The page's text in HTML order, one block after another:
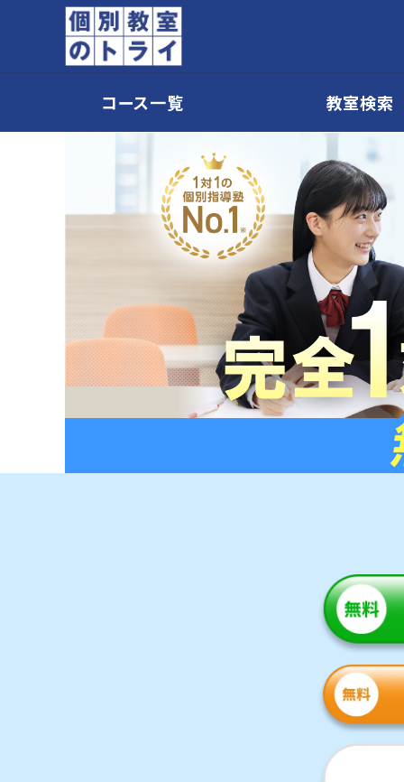
コース一覧 教室検索
個別教室のトライ 1対1